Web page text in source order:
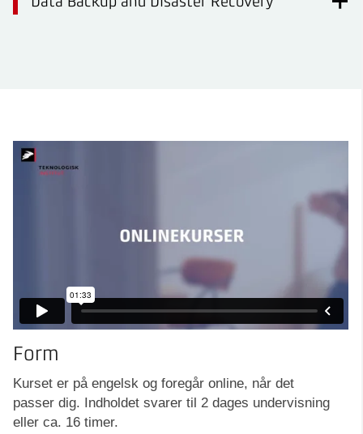
Form
Kurset er på engelsk og foregår online, når det
passer dig. Indholdet svarer til 2 dages undervisning
eller ca. 16 timer.